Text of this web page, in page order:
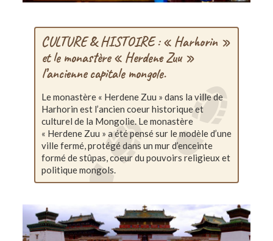
CULTURE & HISTOIRE : « Harhorin »
et le monastère « Herdene Zuu »
l’ancienne capitale mongole.
Le monastère « Herdene Zuu » dans la ville de
Harhorin est l’ancien coeur historique et
culturel de la Mongolie. Le monastère
« Herdene Zuu » a été pensé sur le modèle d’une
ville fermé, protégé dans un mur d’enceinte
formé de stûpas, coeur du pouvoirs religieux et
politique mongols.